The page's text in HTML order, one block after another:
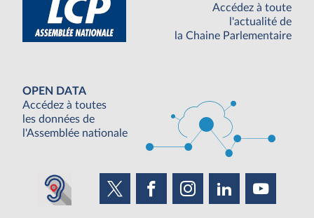
Accédez à toute
l'actualité de
la Chaine Parlementaire
OPEN DATA
Accédez à toutes
les données de
l'Assemblée nationale